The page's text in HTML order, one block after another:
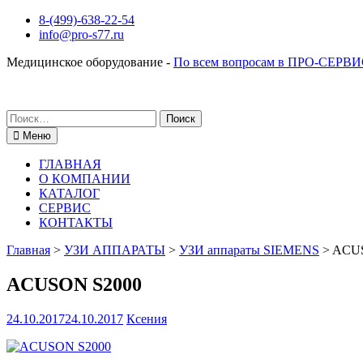
Перейти8-(499)-638-22-54
info@pro-s77.ru
Медицинское оборудование - По всем вопросам в ПРО-
Поиск
по:Меню
ГЛАВНАЯ
О КОМПАНИИ
КАТАЛОГ
СЕРВИС
КОНТАКТЫ
Главная > УЗИ АППАРАТЫ > УЗИ аппараты SIEMENS >
ACUSON S2000
24.10.201724.10.2017 Ксения